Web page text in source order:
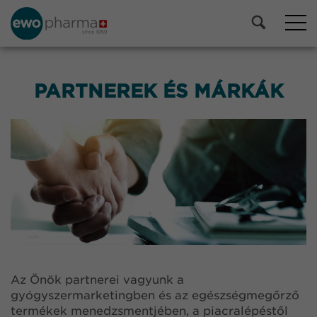
PARTNEREK ÉS MÁRKÁK
Az Önök partnerei vagyunk a
gyógyszermarketingben és az egészségmegőrző
termékek menedzsmentjében, a piacralépéstől